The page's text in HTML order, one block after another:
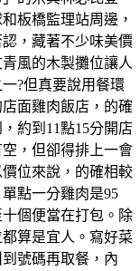
板橋監理站周邊，
，藏著不少味美價
風的木製攤位讓人
?但真要說用餐環
面雞肉飯店，的確
約到11點15分開店
，但卻得排上一會
位來說，的確相較
點一分雞肉是95
個便當在打包。除
算是宜人。寫好菜
號碼再取餐，內